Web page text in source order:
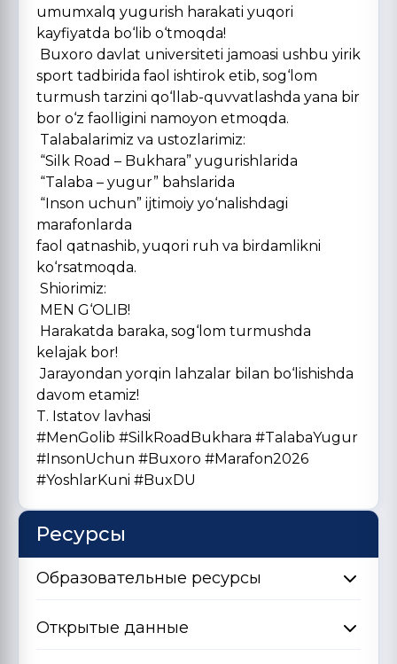
umumxalq yugurish harakati yuqori
kayfiyatda bo‘lib o‘tmoqda!
Buxoro davlat universiteti jamoasi ushbu yirik
sport tadbirida faol ishtirok etib, sog‘lom
turmush tarzini qo‘llab-quvvatlashda yana bir
bor o‘z faolligini namoyon etmoqda.
Talabalarimiz va ustozlarimiz:
“Silk Road – Bukhara” yugurishlarida
“Talaba – yugur” bahslarida
“Inson uchun” ijtimoiy yo‘nalishdagi
marafonlarda
faol qatnashib, yuqori ruh va birdamlikni
ko‘rsatmoqda.
Shiorimiz:
MEN G‘OLIB!
Harakatda baraka, sog‘lom turmushda
kelajak bor!
Jarayondan yorqin lahzalar bilan bo‘lishishda
davom etamiz!
T. Istatov lavhasi
#MenGolib #SilkRoadBukhara #TalabaYugur
#InsonUchun #Buxoro #Marafon2026
#YoshlarKuni #BuxDU
Ресурсы
Образовательные ресурсы
Открытые данные